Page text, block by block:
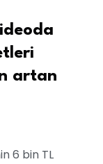
artan
6 bin TL